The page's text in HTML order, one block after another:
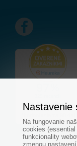
Nastavenie
Na fungovanie
cookies
funkcionality
zmenou